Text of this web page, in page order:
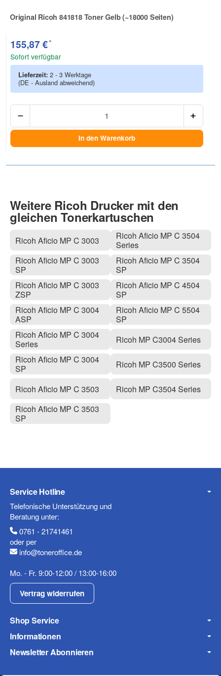
Original Ricoh 841818 Toner Gelb (~18000 Seiten)
Zur Artikelbewertung
155,87 €*
Sofort verfügbar
Lieferzeit: 2 - 3 Werktage
(DE - Ausland abweichend)
In den Warenkorb
Weitere Ricoh Drucker mit den
gleichen Tonerkartuschen
Ricoh Aficio MP C 3003
Ricoh Aficio MP C 3003
SP
Ricoh Aficio MP C 3003
ZSP
Ricoh Aficio MP C 3004
ASP
Ricoh Aficio MP C 3004
Series
Ricoh Aficio MP C 3004
SP
Ricoh Aficio MP C 3503
Ricoh Aficio MP C 3503
SP
Ricoh Aficio MP C 3504
Series
Ricoh Aficio MP C 3504
SP
Ricoh Aficio MP C 4504
SP
Ricoh Aficio MP C 5504
SP
Ricoh MP C3004 Series
Ricoh MP C3500 Series
Ricoh MP C3504 Series
Service Hotline
Telefonische Unterstützung und
Beratung unter:
0761 - 21741461
oder per
info@toneroffice.de
Mo. - Fr. 9:00-12:00 / 13:00-16:00
Vertrag widerrufen
Shop Service
Informationen
Newsletter Abonnieren